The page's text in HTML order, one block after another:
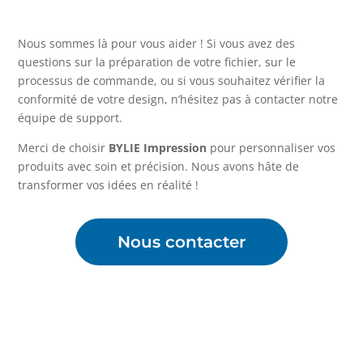
Nous sommes là pour vous aider ! Si vous avez des
questions sur la préparation de votre fichier, sur le
processus de commande, ou si vous souhaitez vérifier la
conformité de votre design, n’hésitez pas à contacter notre
équipe de support.
Merci de choisir BYLIE Impression pour personnaliser vos
produits avec soin et précision. Nous avons hâte de
transformer vos idées en réalité !
Nous contacter